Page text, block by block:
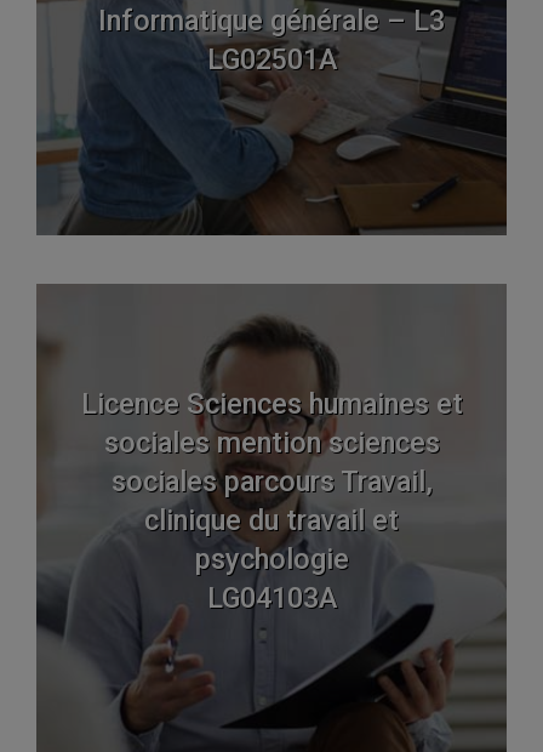
Informatique générale – L3
LG02501A
Licence Sciences humaines et
sociales mention sciences
sociales parcours Travail,
clinique du travail et
psychologie
LG04103A